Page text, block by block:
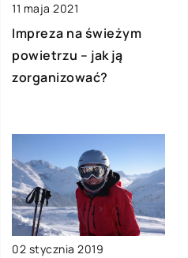
11 maja 2021
Impreza na świeżym
powietrzu – jak ją
zorganizować?
02 stycznia 2019